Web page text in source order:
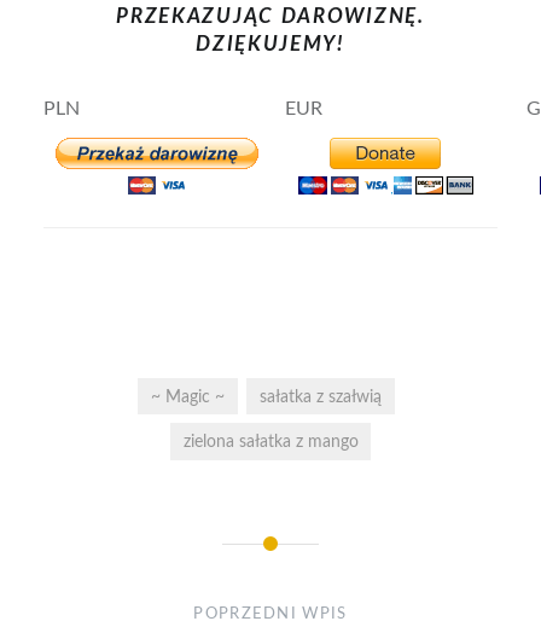
PRZEKAZUJĄC DAROWIZNĘ.
DZIĘKUJEMY!
PLN EUR
~ Magic ~ sałatka z szałwią
zielona sałatka z mango
POPRZEDNI WPIS